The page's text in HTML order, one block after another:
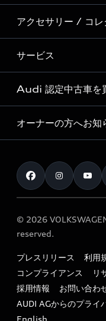
Audi Sport
Formula 1®
デジタルサービス
新車在庫検索
試乗車・展示車検索
見積り依頼
試乗予約
モデル一覧
特別仕様モデル / 限定モ
e-tronラインアップ
価格シミュレーション
車両比較
カタログ一覧
アクセサリー / コレ
純正アクセサリー
オンラインショップ
Audi collection
アウディナビアプリ
サービス
サービス入庫予約
サービスプログラム
メンテナンス
車検 / 定期点検
e-tronアフターサポー
myAudi
Audi 認定中古車を
Audi認定中古車
クオリティ
保証
メンテナンス
ファイナンス
キャンペーン / イベン
買取査定
オーナーの方へお知
お知らせ
オーナー様向けキャンペ
特定整備適用車一覧
リサイクル法
よくある質問（FAQ）
© 2026
reserved.
プレスリリース 利用
コンプライアンス
リ
採用情報
お問い合わ
AUDI AGからのプライ
English